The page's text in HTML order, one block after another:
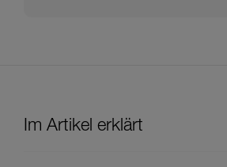
Im Artikel erklärt